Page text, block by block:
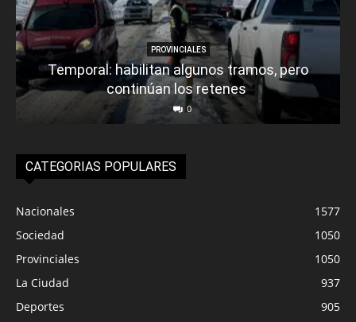
PROVINCIALES
Temporal: habilitan algunos tramos, pero
continúan los retenes
0
CATEGORIAS POPULARES
Nacionales
1577
Sociedad
1050
Provinciales
1050
La Ciudad
937
Deportes
905